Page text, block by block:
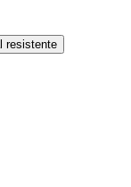
resistente